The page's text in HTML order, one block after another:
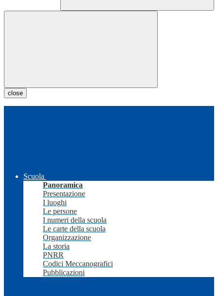
close
Scuola
Panoramica
Presentazione
I luoghi
Le persone
I numeri della scuola
Le carte della scuola
Organizzazione
La storia
PNRR
Codici Meccanografici
Pubblicazioni